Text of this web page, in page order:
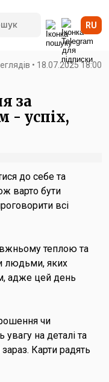
RU
• 18.07.2025 18:00
за
- успіх,
до себе та
варто бути
всі
теплою та
людьми, яких
адже цей день
чи
увагу на деталі та
Карти радять